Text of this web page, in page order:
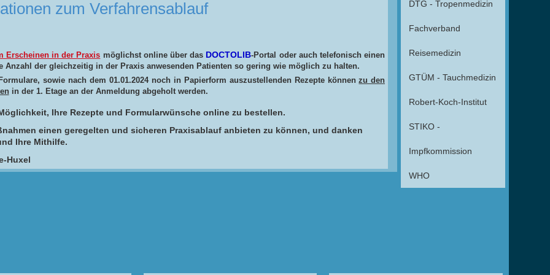
zum Verfahrensablauf
Erscheinen in der Praxis möglichst online über das DOCTOLIB-Portal oder auch telefonisch einen
Anzahl der gleichzeitig in der Praxis anwesenden Patienten so gering wie möglich zu halten.
sowie nach dem 01.01.2024 noch in Papierform auszustellenden Rezepte könnenzu den
in der 1. Etage an der Anmeldung abgeholt werden.
Ihre Rezepte und Formularwünsche online zu bestellen.
einen geregelten und sicheren Praxisablauf anbieten zu können, und danken
Ihre Mithilfe.
Huxel
DTG - Tropenmedizin
Fachverband
Reisemedizin
GTÜM - Tauchmedizin
Robert-Koch-Institut
STIKO -
Impfkommission
WHO